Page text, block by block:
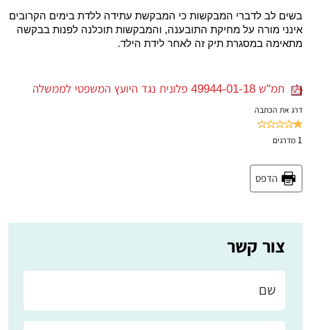
צור קשר
בשים לב לדברי המבקשות כי המבקשת עתידה ללדת בימים הקרובים
אינני מורה על מחיקת התובענה, והמבקשות תוכלנה לפנות בבקשה
מתאימה במסגרת תיק זה לאחר לידת הילד.
תמ"ש 49944-01-18 פלונית נגד היועץ המשפטי לממשלה
דרג את הכתבה
1 מדרגים
הדפס